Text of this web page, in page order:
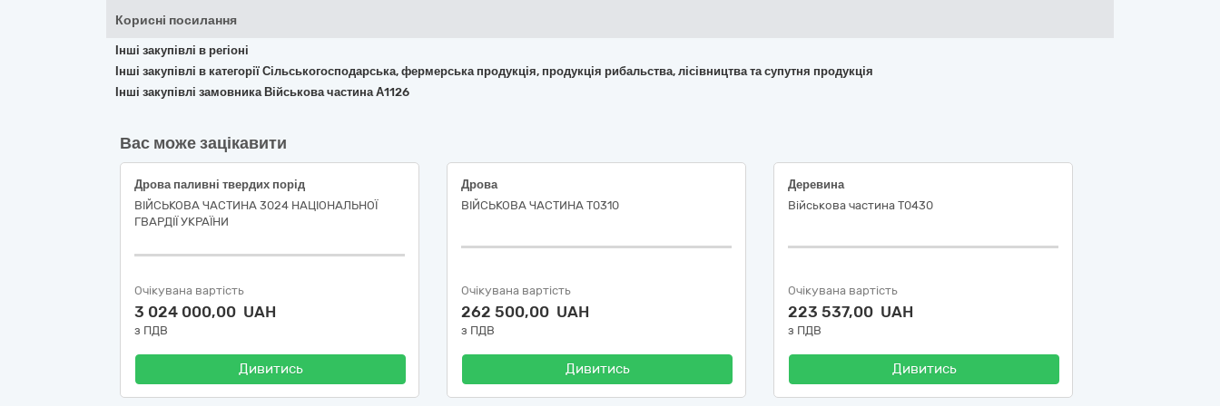
Корисні посилання
Інші закупівлі в регіоні
Інші закупівлі в категорії Сільськогосподарська, фермерська продукція, продукція рибальства, лісівництва та супутня продукція
Інші закупівлі замовника Військова частина А1126
Вас може зацікавити
Дрова паливні твердих порід
ВІЙСЬКОВА ЧАСТИНА 3024 НАЦІОНАЛЬНОЇ
ГВАРДІЇ УКРАЇНИ
Очікувана вартість
3 024 000,00 UAH
з ПДВ
Дивитись
Дрова
ВІЙСЬКОВА ЧАСТИНА Т0310
Очікувана вартість
262 500,00 UAH
з ПДВ
Дивитись
Деревина
Військова частина Т0430
Очікувана вартість
223 537,00 UAH
з ПДВ
Дивитись